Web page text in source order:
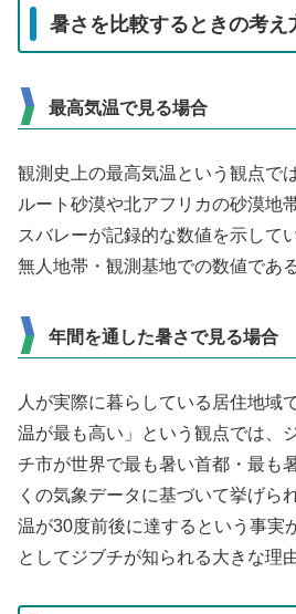
暑さを比較するときの考え
最高気温で見る場合
観測史上の最高気温という観点で
ルート砂漠や北アフリカの砂漠地
スバレーが記録的な数値を示して
無人地帯・観測基地での数値であ
年間を通した暑さで見る場合
人が実際に暮らしている居住地域
温が最も高い」という観点では、
チ市が世界で最も暑い首都・最も
くの気象データに基づいて挙げら
温が30度前後に達するという事実
としてジブチが知られる大きな理